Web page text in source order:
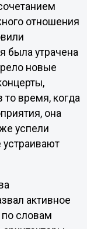
отношения
была утрачена
новые
то время, когда
она
успели
активное
словам